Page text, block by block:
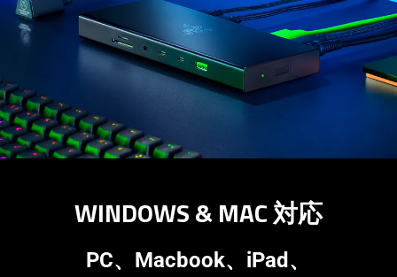
not
provide
WINDOWS & MAC対応
PC、Macbook、iPad、